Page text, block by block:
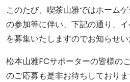
このたび、喫茶山雅ではホーム
の参加等に伴い、下記の通り、
を募集いたしますのでお知らせい
松本山雅FCサポーターの皆様の
のご応募も是非お待ちしており